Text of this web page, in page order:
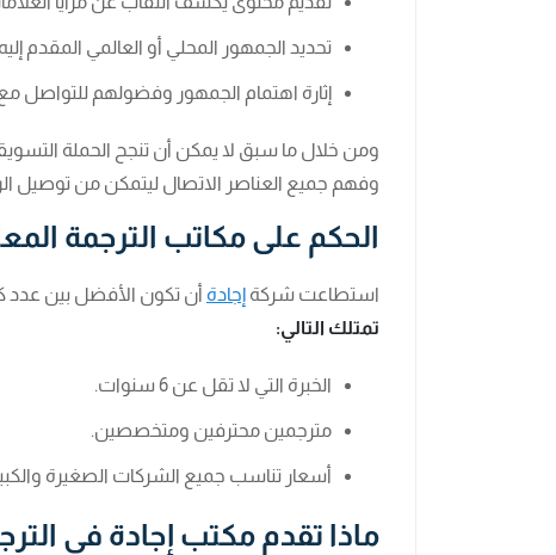
تحديد الجمهور المحلي أو العالمي المقدم
إثارة اهتمام الجمهور وفضولهم للتواصل مع
ومن خلال ما سبق لا يمكن أن تنجح الحملة
وفهم جميع العناصر الاتصال ليتمكن من توصيل
الحكم على مكاتب الترجمة
استطاعت شركة إجادة أن تكون الأفضل بين عدد
تمتلك التالي:
الخبرة التي لا تقل عن 6 سنوات.
مترجمين محترفين ومتخصصين.
أسعار تناسب جميع الشركات الصغيرة
ماذا تقدم مكتب إجادة في